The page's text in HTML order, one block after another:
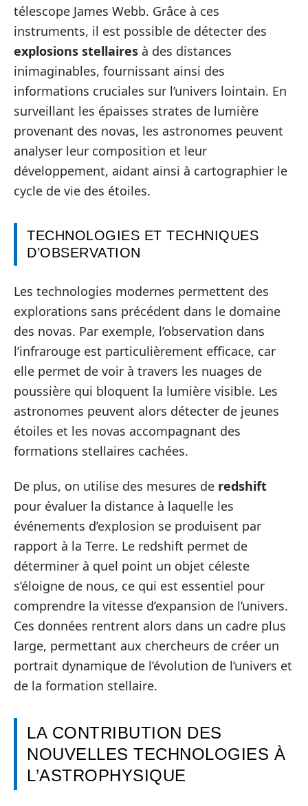
télescope James Webb. Grâce à ces
instruments, il est possible de détecter des
explosions stellaires à des distances
inimaginables, fournissant ainsi des
informations cruciales sur l’univers lointain. En
surveillant les épaisses strates de lumière
provenant des novas, les astronomes peuvent
analyser leur composition et leur
développement, aidant ainsi à cartographier le
cycle de vie des étoiles.
TECHNOLOGIES ET TECHNIQUES
D’OBSERVATION
Les technologies modernes permettent des
explorations sans précédent dans le domaine
des novas. Par exemple, l’observation dans
l’infrarouge est particulièrement efficace, car
elle permet de voir à travers les nuages de
poussière qui bloquent la lumière visible. Les
astronomes peuvent alors détecter de jeunes
étoiles et les novas accompagnant des
formations stellaires cachées.
De plus, on utilise des mesures de redshift
pour évaluer la distance à laquelle les
événements d’explosion se produisent par
rapport à la Terre. Le redshift permet de
déterminer à quel point un objet céleste
s’éloigne de nous, ce qui est essentiel pour
comprendre la vitesse d’expansion de l’univers.
Ces données rentrent alors dans un cadre plus
large, permettant aux chercheurs de créer un
portrait dynamique de l’évolution de l’univers et
de la formation stellaire.
LA CONTRIBUTION DES
NOUVELLES TECHNOLOGIES À
L’ASTROPHYSIQUE